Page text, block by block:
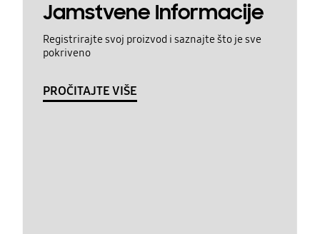
Jamstvene Informacije
Registrirajte svoj proizvod i saznajte što je sve
pokriveno
PROČITAJTE VIŠE